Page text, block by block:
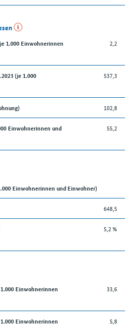
1.000 Einwohnerinnen
2,2
(je 1.000
537,3
102,8
Einwohnerinnen und
55,2
Einwohnerinnen und Einwohner)
648,5
5,2 %
Einwohnerinnen
33,6
Einwohnerinnen
5,8